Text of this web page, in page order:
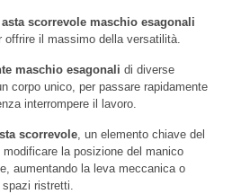
scorrevole maschio esagonali
offrire il massimo della versatilità.
maschio esagonali di diverse
corpo unico, per passare rapidamente
interrompere il lavoro.
scorrevole, un elemento chiave del
la posizione del manico
aumentando la leva meccanica o
ristretti.